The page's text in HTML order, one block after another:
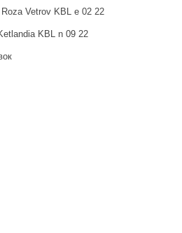
Vetrov KBL e 02 22
KBL n 09 22